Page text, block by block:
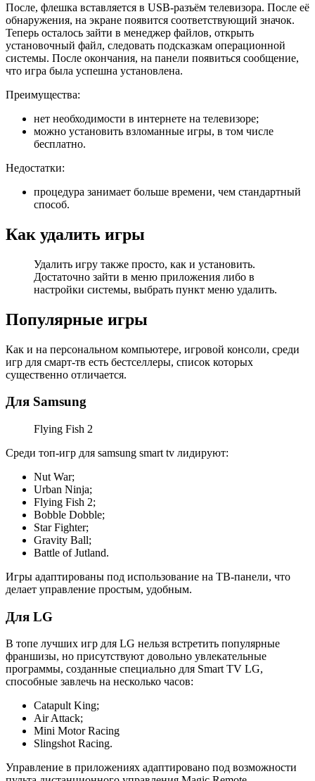
После, флешка вставляется в USB-разъём телевизора. После её
обнаружения, на экране появится соответствующий значок.
Теперь осталось зайти в менеджер файлов, открыть
установочный файл, следовать подсказкам операционной
системы. После окончания, на панели появиться сообщение,
что игра была успешна установлена.
Преимущества:
нет необходимости в интернете на телевизоре;
можно установить взломанные игры, в том числе
бесплатно.
Недостатки:
процедура занимает больше времени, чем стандартный
способ.
Как удалить игры
Удалить игру также просто, как и установить.
Достаточно зайти в меню приложения либо в
настройки системы, выбрать пункт меню удалить.
Популярные игры
Как и на персональном компьютере, игровой консоли, среди
игр для смарт-тв есть бестселлеры, список которых
существенно отличается.
Для Samsung
Flying Fish 2
Среди топ-игр для samsung smart tv лидируют:
Nut War;
Urban Ninja;
Flying Fish 2;
Bobble Dobble;
Star Fighter;
Gravity Ball;
Battle of Jutland.
Игры адаптированы под использование на ТВ-панели, что
делает управление простым, удобным.
Для LG
В топе лучших игр для LG нельзя встретить популярные
франшизы, но присутствуют довольно увлекательные
программы, созданные специально для Smart TV LG,
способные завлечь на несколько часов:
Catapult King;
Air Attack;
Mini Motor Racing
Slingshot Racing.
Управление в приложениях адаптировано под возможности